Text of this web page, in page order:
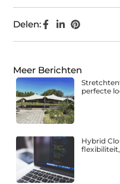
Delen:
Meer Berichten
perfecte
Hybrid